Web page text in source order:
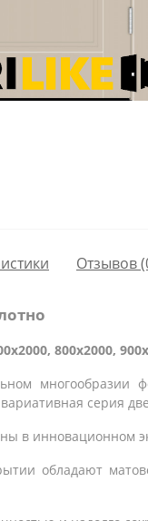
Отзывов
800x2000,
многообразии
серия
в
обладают